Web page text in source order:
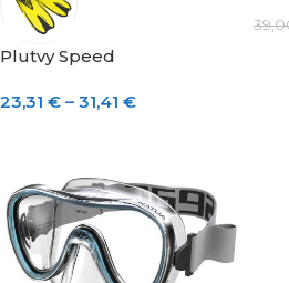
Plutvy Speed
23,31 € – 31,41 €